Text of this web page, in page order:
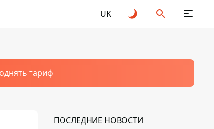
UK
тариф
ПОСЛЕДНИЕ НОВОСТИ